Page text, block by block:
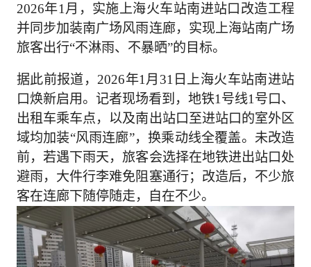
2026年1月，实施上海火车站南进站口改造工程
并同步加装南广场风雨连廊，实现上海站南广场
旅客出行“不淋雨、不暴晒”的目标。
据此前报道，2026年1月31日上海火车站南进站
口焕新启用。记者现场看到，地铁1号线1号口、
出租车乘车点，以及南出站口至进站口的室外区
域均加装“风雨连廊”，换乘动线全覆盖。未改造
前，若遇下雨天，旅客会选择在地铁进出站口处
避雨，大件行李难免阻塞通行；改造后，不少旅
客在连廊下随停随走，自在不少。